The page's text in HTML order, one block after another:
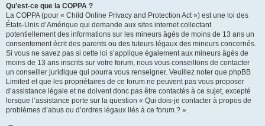
Qu’est-ce que la COPPA ?
La COPPA (pour « Child Online Privacy and Protection Act ») est une loi des
États-Unis d’Amérique qui demande aux sites internet collectant
potentiellement des informations sur les mineurs âgés de moins de 13 ans un
consentement écrit des parents ou des tuteurs légaux des mineurs concernés.
Si vous ne savez pas si cette loi s’applique également aux mineurs âgés de
moins de 13 ans inscrits sur votre forum, nous vous conseillons de contacter
un conseiller juridique qui pourra vous renseigner. Veuillez noter que phpBB
Limited et que les propriétaires de ce forum ne peuvent pas vous proposer
d’assistance légale et ne doivent donc pas être contactés à ce sujet, excepté
lorsque l’assistance porte sur la question « Qui dois-je contacter à propos de
problèmes d’abus ou d’ordres légaux liés à ce forum ? ».